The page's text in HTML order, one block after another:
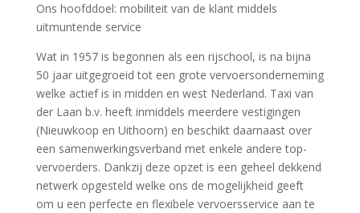
Ons hoofddoel: mobiliteit van de klant middels
uitmuntende service
Wat in 1957 is begonnen als een rijschool, is na bijna
50 jaar uitgegroeid tot een grote vervoersonderneming
welke actief is in midden en west Nederland. Taxi van
der Laan b.v. heeft inmiddels meerdere vestigingen
(Nieuwkoop en Uithoorn) en beschikt daarnaast over
een samenwerkingsverband met enkele andere top-
vervoerders. Dankzij deze opzet is een geheel dekkend
netwerk opgesteld welke ons de mogelijkheid geeft
om u een perfecte en flexibele vervoersservice aan te